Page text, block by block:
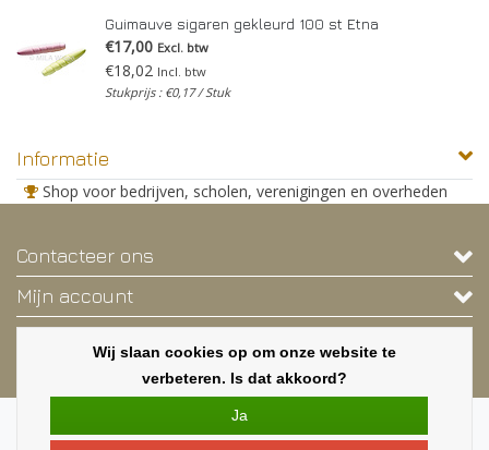
Guimauve sigaren gekleurd 100 st Etna
€17,00 Excl. btw
€18,02 Incl. btw
Stukprijs : €0,17 / Stuk
Informatie
Shop voor bedrijven, scholen, verenigingen en overheden
Contacteer ons
Mijn account
Copyright © 2026 - Deze webshop is exclusief voor bedrijven, scholen,
verenigingen en overheden. - Alle rechten voorbehouden - Een shop van
Wij slaan cookies op om onze website te
verbeteren. Is dat akkoord?
Ja